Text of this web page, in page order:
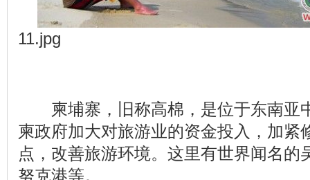
11.jpg
柬埔寨，旧称高棉，是位于东南亚
柬政府加大对旅游业的资金投入，加紧
点，改善旅游环境。这里有世界闻名的
努克港等。